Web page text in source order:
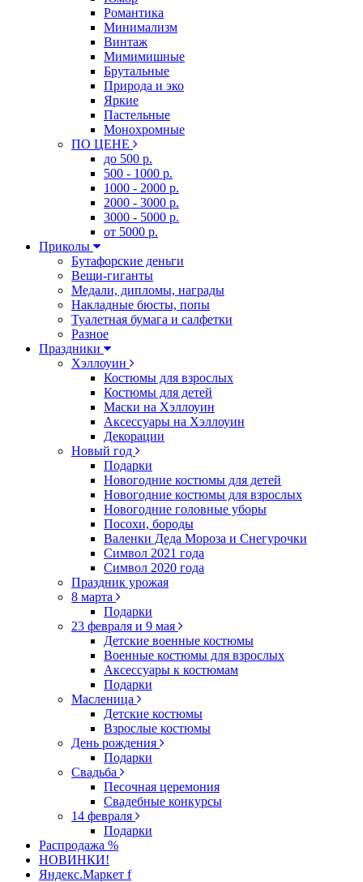
Романтика
Минимализм
Винтаж
Мимимишные
Брутальные
Природа и эко
Яркие
Пастельные
Монохромные
ПО ЦЕНЕ
до 500 р.
500 - 1000 р.
1000 - 2000 р.
2000 - 3000 р.
3000 - 5000 р.
от 5000 р.
Приколы
Бутафорские деньги
Вещи-гиганты
Медали, дипломы, награды
Накладные бюсты, попы
Туалетная бумага и салфетки
Разное
Праздники
Хэллоуин
Костюмы для взрослых
Костюмы для детей
Маски на Хэллоуин
Аксессуары на Хэллоуин
Декорации
Новый год
Подарки
Новогодние костюмы для детей
Новогодние костюмы для взрослых
Новогодние головные уборы
Посохи, бороды
Валенки Деда Мороза и Снегурочки
Символ 2021 года
Символ 2020 года
Праздник урожая
8 марта
Подарки
23 февраля и 9 мая
Детские военные костюмы
Военные костюмы для взрослых
Аксессуары к костюмам
Подарки
Масленица
Детские костюмы
Взрослые костюмы
День рождения
Подарки
Свадьба
Песочная церемония
Свадебные конкурсы
14 февраля
Подарки
Распродажа %
НОВИНКИ!
Яндекс.Маркет f